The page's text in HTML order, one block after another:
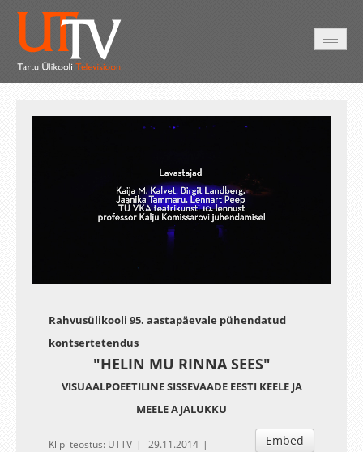
1.66%
Rahvusülikooli 95. aastapäevale pühendatud
kontsertetendus
"HELIN MU RINNA SEES"
VISUAALPOEETILINE SISSEVAADE EESTI KEELE JA
MEELE AJALUKKU
Embed
Klipi teostus: UTTV
29.11.2014